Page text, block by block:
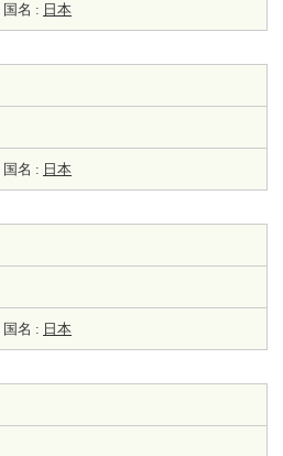
国名 : 日本
国名 : 日本
国名 : 日本